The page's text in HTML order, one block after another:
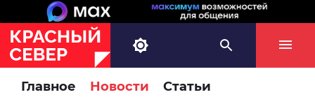
Главное Новости Статьи